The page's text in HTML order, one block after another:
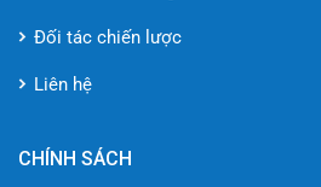
Đối tác chiến lược
Liên hệ
CHÍNH SÁCH